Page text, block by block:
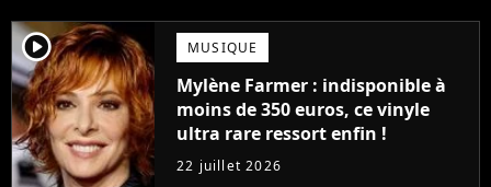
player2 MUSIQUE
Mylène Farmer : indisponible à
moins de 350 euros, ce vinyle
ultra rare ressort enfin !
22 juillet 2026